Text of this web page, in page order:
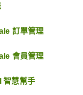
訂單管理
會員管理
智慧幫手